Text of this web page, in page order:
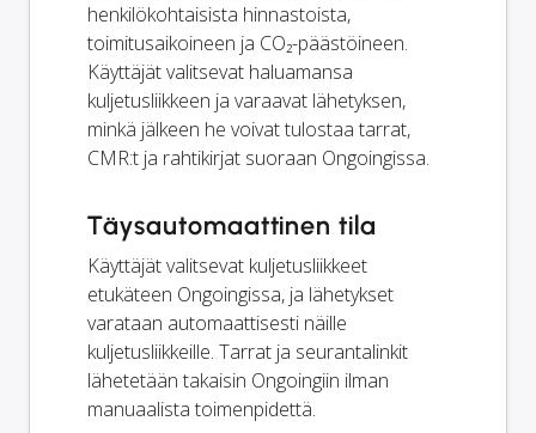
henkilökohtaisista hinnastoista,
toimitusaikoineen ja CO₂-päästöineen.
Käyttäjät valitsevat haluamansa
kuljetusliikkeen ja varaavat lähetyksen,
minkä jälkeen he voivat tulostaa tarrat,
CMR:t ja rahtikirjat suoraan Ongoingissa.
Täysautomaattinen tila
Käyttäjät valitsevat kuljetusliikkeet
etukäteen Ongoingissa, ja lähetykset
varataan automaattisesti näille
kuljetusliikkeille. Tarrat ja seurantalinkit
lähetetään takaisin Ongoingiin ilman
manuaalista toimenpidettä.